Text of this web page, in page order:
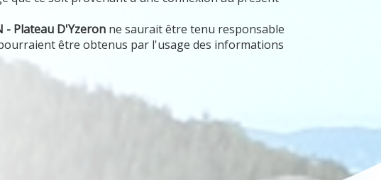
- Plateau D'Yzeron ne saurait être tenu responsable
être obtenus par l'usage des informations